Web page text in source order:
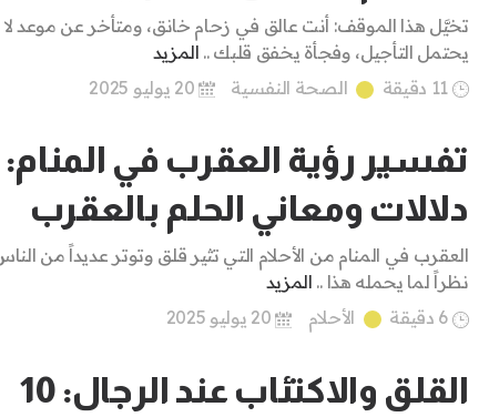
تخيَّل هذا الموقف: أنت عالق في زحام خانق، ومتأخر عن موعد لا
يحتمل التأجيل، وفجأة يخفق قلبك .. المزيد
11 دقيقة
الصحة النفسية 20 يوليو 2025
تفسير رؤية العقرب في المنام:
دلالات ومعاني الحلم بالعقرب
العقرب في المنام من الأحلام التي تثير قلق وتوتر عديداً من
نظراً لما يحمله هذا .. المزيد
6 دقيقة
الأحلام 20 يوليو 2025
القلق والاكتئاب عند الرجال: 10